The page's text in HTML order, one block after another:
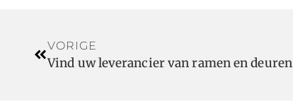
VORIGE
Vind uw leverancier van ramen en deuren